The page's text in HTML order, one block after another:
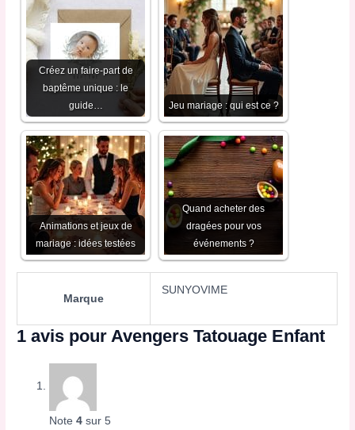
Créez un faire-part de
baptême unique : le
guide…
Jeu mariage : qui est ce ?
Animations et jeux de
mariage : idées testées
Quand acheter des
dragées pour vos
événements ?
Marque
SUNYOVIME
1 avis pour Avengers Tatouage Enfant
Note4 sur 5